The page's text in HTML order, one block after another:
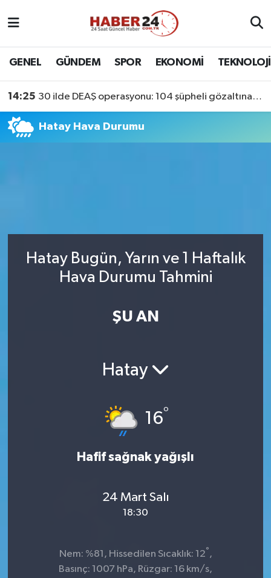
GENEL GÜNDEM SPOR EKONOMİ TEKNOLOJİ
14:25 30 ilde DEAŞ operasyonu: 104 şüpheli gözaltına alındı
Hatay Hava Durumu
Hatay Bugün, Yarın ve 1 Haftalık
Hava Durumu Tahmini
ŞU AN
Hatay
16°
Hafif sağnak yağışlı
24 Mart Salı
18:30
Nem: %81, Hissedilen Sıcaklık: 12° ,
Basınç: 1007 hPa, Rüzgar: 16 km/s,
Nöbetçi Eczaneler
Haber Arşivi